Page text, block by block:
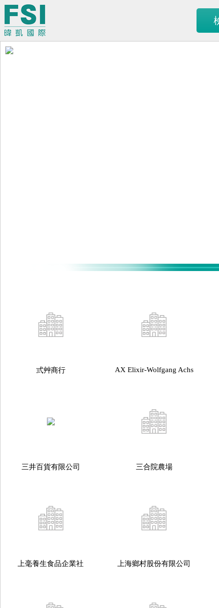
弎艸商行 AX Elixir-Wolfgang Achs
三井百貨有限公司 三合院農場
上毫養生食品企業社 上海鄉村股份有限公司